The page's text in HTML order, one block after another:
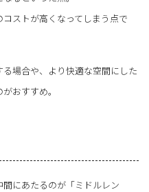
ストが高くなってしまう点で
場合や、より快適な空間にした
おすすめ。
間にあたるのが「ミドルレン